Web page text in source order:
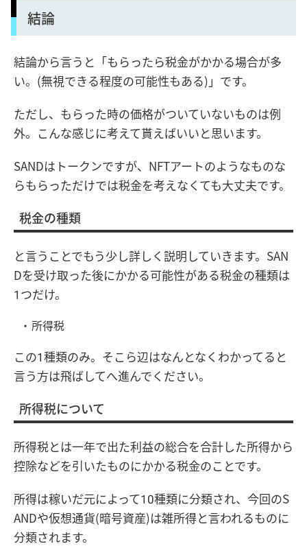
結論
結論から言うと「もらったら税金がかかる場合が多
い。(無視できる程度の可能性もある)」です。
ただし、もらった時の価格がついていないものは例
外。こんな感じに考えて貰えばいいと思います。
SANDはトークンですが、NFTアートのようなものな
らもらっただけでは税金を考えなくても大丈夫です。
税金の種類
と言うことでもう少し詳しく説明していきます。SAN
Dを受け取った後にかかる可能性がある税金の種類は
1つだけ。
所得税
この1種類のみ。そこら辺はなんとなくわかってると
言う方は飛ばしてへ進んでください。
所得税について
所得税とは一年で出た利益の総合を合計した所得から
控除などを引いたものにかかる税金のことです。
所得は稼いだ元によって10種類に分類され、今回のS
ANDや仮想通貨(暗号資産)は雑所得と言われるものに
分類されます。